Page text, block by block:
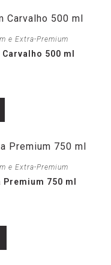
e Extra-Premium
500 ml
e Extra-Premium
750 ml